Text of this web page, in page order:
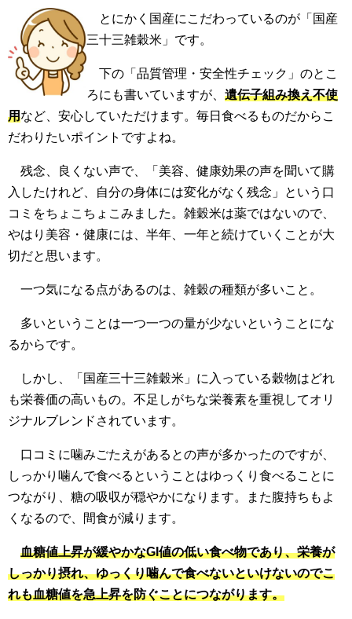
とにかく国産にこだわっているのが「国産
三十三雑穀米」です。
下の「品質管理・安全性チェック」のとこ
ろにも書いていますが、 遺伝子組み換え不使
用など、安心していただけます。毎日食べるものだからこ
だわりたいポイントですよね。
残念、良くない声で、「美容、健康効果の声を聞いて購
入したけれど、自分の身体には変化がなく残念」という口
コミをちょこちょこみました。雑穀米は薬ではないので、
やはり美容・健康には、半年、一年と続けていくことが大
切だと思います。
一つ気になる点があるのは、雑穀の種類が多いこと。
多いということは一つ一つの量が少ないということにな
るからです。
しかし、「国産三十三雑穀米」に入っている穀物はどれ
も栄養価の高いもの。不足しがちな栄養素を重視してオリ
ジナルブレンドされています。
口コミに噛みごたえがあるとの声が多かったのですが、
しっかり噛んで食べるということはゆっくり食べることに
つながり、糖の吸収が穏やかになります。また腹持ちもよ
くなるので、間食が減ります。
血糖値上昇が緩やかなGI値の低い食べ物であり、栄養が
しっかり摂れ、ゆっくり噛んで食べないといけないのでこ
れも血糖値を急上昇を防ぐことにつながります。